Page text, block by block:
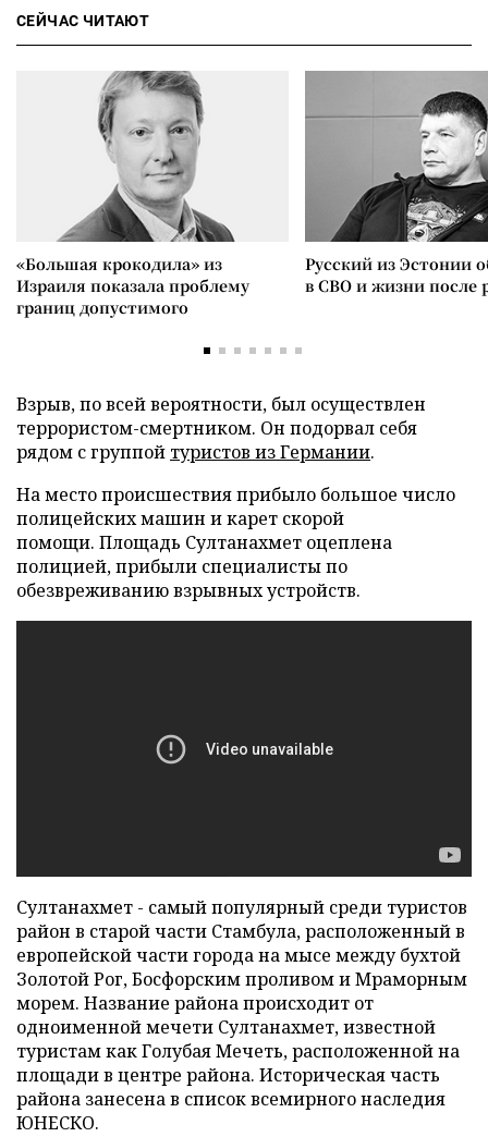
СЕЙЧАС ЧИТАЮТ
«Большая крокодила» из
Израиля показала проблему
границ допустимого
Русский из Эстонии
в СВО и жизни после
Взрыв, по всей вероятности, был осуществлен
террористом-смертником. Он подорвал себя
рядом с группой туристов из Германии.
На место происшествия прибыло большое число
полицейских машин и карет скорой
помощи. Площадь Султанахмет оцеплена
полицией, прибыли специалисты по
обезвреживанию взрывных устройств.
Султанахмет - самый популярный среди туристов
район в старой части Стамбула, расположенный в
европейской части города на мысе между бухтой
Золотой Рог, Босфорским проливом и Мраморным
морем. Название района происходит от
одноименной мечети Султанахмет, известной
туристам как Голубая Мечеть, расположенной на
площади в центре района. Историческая часть
района занесена в список всемирного наследия
ЮНЕСКО.